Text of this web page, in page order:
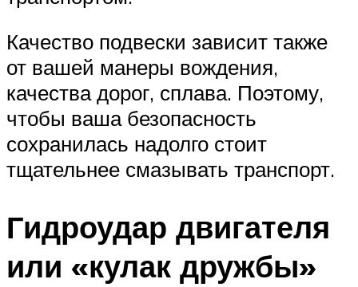
Качество подвески зависит также
от вашей манеры вождения,
качества дорог, сплава. Поэтому,
чтобы ваша безопасность
сохранилась надолго стоит
тщательнее смазывать транспорт.
Гидроудар двигателя
или «кулак дружбы»